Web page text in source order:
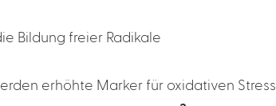
Bildung freier Radikale
erhöhte Marker für oxidativen Stress